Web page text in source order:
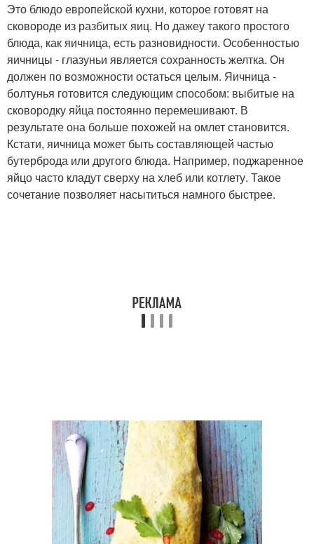
Это блюдо европейской кухни, которое готовят на
сковороде из разбитых яиц. Но дажеу такого простого
блюда, как яичница, есть разновидности. Особенностью
яичницы - глазуньи является сохранность желтка. Он
должен по возможности остаться целым. Яичница -
болтунья готовится следующим способом: выбитые на
сковородку яйца постоянно перемешивают. В
результате она больше похожей на омлет становится.
Кстати, яичница может быть составляющей частью
бутерброда или другого блюда. Например, поджаренное
яйцо часто кладут сверху на хлеб или котлету. Такое
сочетание позволяет насытиться намного быстрее.